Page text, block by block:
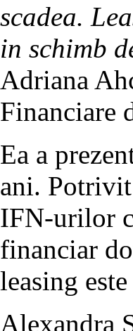
scadea.
in schimb
Adriana
Financiare
Ea a
ani.
IFN-urilor
financiar
leasing
Alexandra